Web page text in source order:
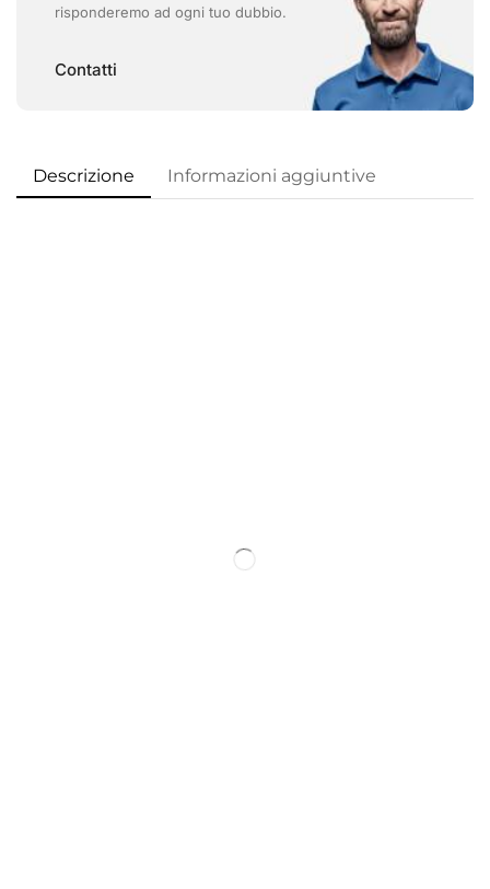
risponderemo ad ogni tuo dubbio.
Contatti
Descrizione Informazioni aggiuntive